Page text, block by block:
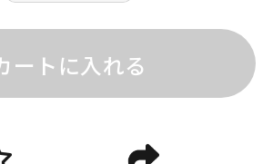
ートに入れる